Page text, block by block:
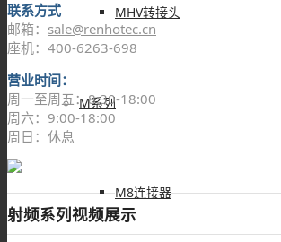
MHV转接头
M系列
M8连接器
联系方式
邮箱： sale@renhotec.cn
座机：400-6263-698
营业时间：
周一至周五：8:30-18:00
周六：9:00-18:00
周日：休息
射频系列视频展示